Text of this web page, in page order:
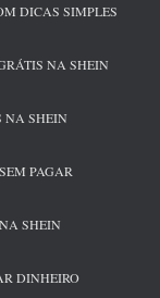
DICAS SIMPLES
NA SHEIN
NA SHEIN
PAGAR
SHEIN
DINHEIRO